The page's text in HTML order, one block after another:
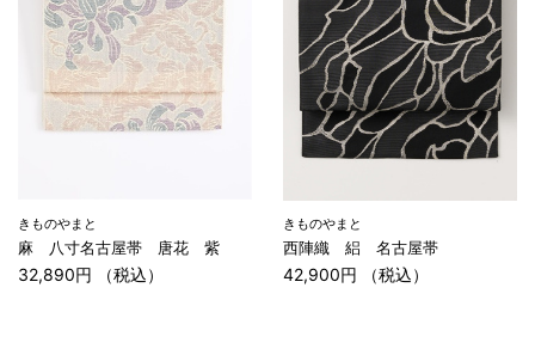
きものやまと
麻 八寸名古屋帯 唐花 紫
32,890円 （税込）
きものやまと
西陣織 絽 名古屋帯
42,900円 （税込）